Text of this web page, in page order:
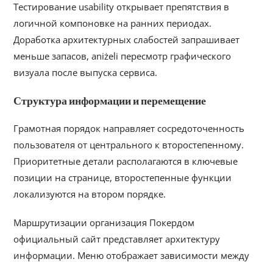
Тестирование usability открывает препятствия в
логичной компоновке на ранних периодах.
Доработка архитектурных слабостей запрашивает
меньше запасов, aniżeli пересмотр графического
визуала после выпуска сервиса.
Структура информации и перемещение
Грамотная порядок направляет сосредоточенность
пользователя от центрального к второстепенному.
Приоритетные детали располагаются в ключевые
позиции на странице, второстепенные функции
локализуются на втором порядке.
Маршрутизации организация Покердом
официальный сайт представляет архитектуру
информации. Меню отображает зависимости между